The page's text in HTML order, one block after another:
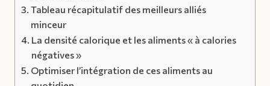
Tableau récapitulatif des meilleurs alliés
minceur
La densité calorique et les aliments « à calories
négatives »
Optimiser l’intégration de ces aliments au